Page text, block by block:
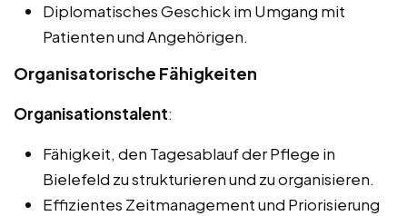
Diplomatisches Geschick im Umgang mit
Patienten und Angehörigen.
Organisatorische Fähigkeiten
Organisationstalent:
Fähigkeit, den Tagesablauf der Pflege in
Bielefeld zu strukturieren und zu organisieren.
Effizientes Zeitmanagement und Priorisierung